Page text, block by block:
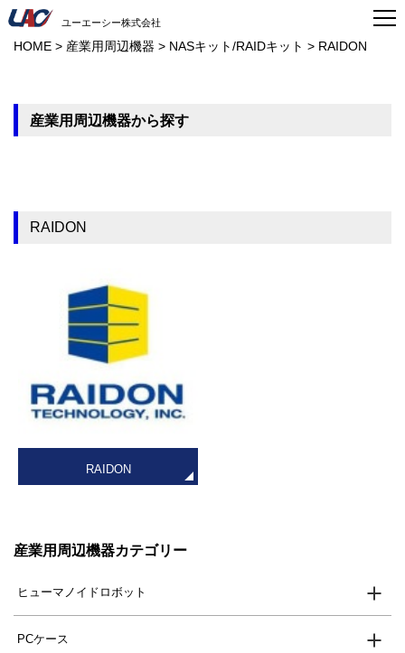
ユーエーシー株式会社
HOME > 産業用周辺機器 > NASキット/RAIDキット > RAIDON
産業用周辺機器から探す
産業用周辺機器カテゴリー
ヒューマノイドロボット
PCケース
RAIDON
RAIDON